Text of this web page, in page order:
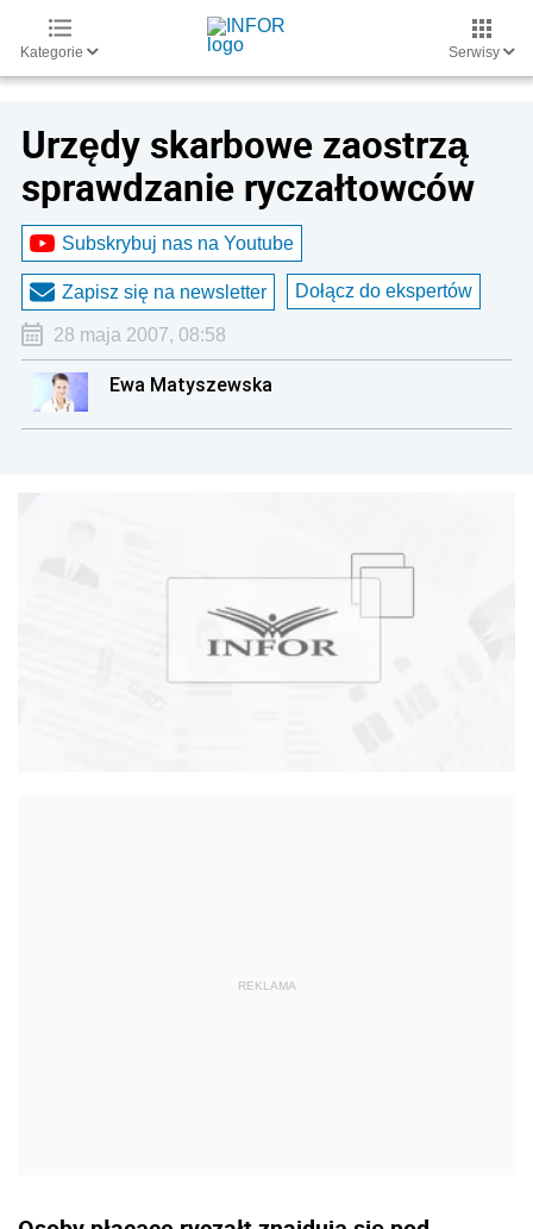
Kategorie Serwisy
Urzędy skarbowe zaostrzą
sprawdzanie ryczałtowców
Subskrybuj nas na Youtube
Zapisz się na newsletter Dołącz do ekspertów
28 maja 2007, 08:58
Ewa Matyszewska